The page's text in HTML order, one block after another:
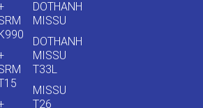
DOTHANH
MISSU
DOTHANH
MISSU
T33L
MISSU
T26